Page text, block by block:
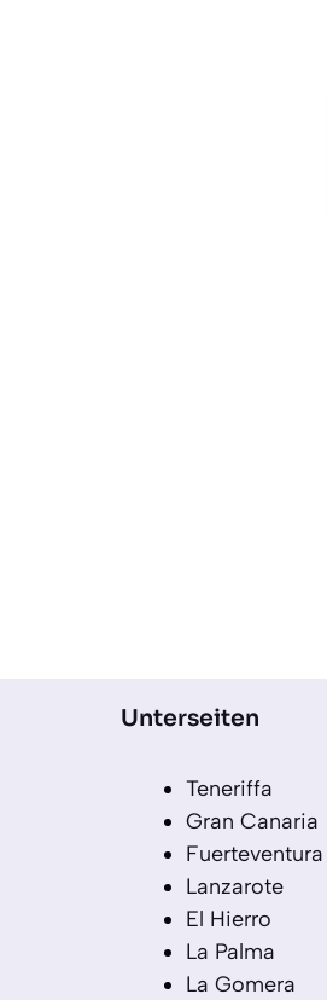
Unterseiten
Teneriffa
Gran Canaria
Fuerteventura
Lanzarote
El Hierro
La Palma
La Gomera